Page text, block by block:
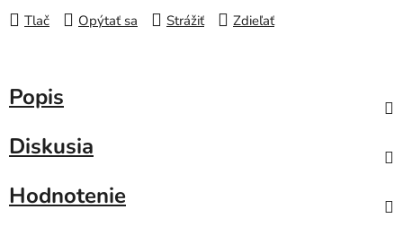
Tlač Opýtať sa Strážiť Zdieľať
Popis
Diskusia
Hodnotenie